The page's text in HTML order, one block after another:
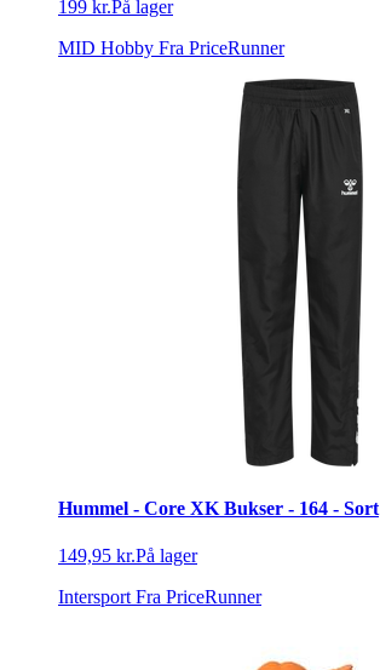
199 kr.På lager
MID Hobby Fra PriceRunner
Hummel - Core XK Bukser - 164 - Sort
149,95 kr.På lager
Intersport Fra PriceRunner